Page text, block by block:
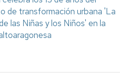
de transformación urbana 'La
las Niñas y los Niños' en la